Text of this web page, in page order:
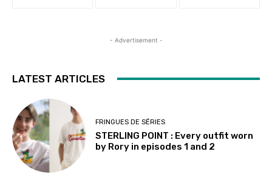
- Advertisement -
LATEST ARTICLES
FRINGUES DE SÉRIES
STERLING POINT : Every outfit worn
by Rory in episodes 1 and 2